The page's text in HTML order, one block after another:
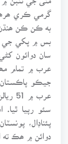
گرمي ڪري
به ڪن ڪن
بس ۾ پکي جي
سان دوائون
عرب ۾ تمام
جيڪو
عرب
سئو رپيا
پئناڊال،
دوائن ۾ ھڪ ته